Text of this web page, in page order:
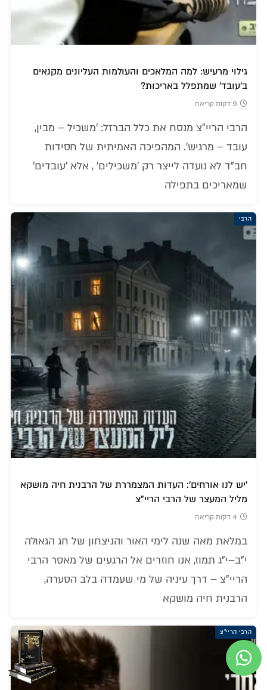
גילוי מרעיש: למה המלאכים והעולמות העליונים מקנאים
ב'עובד' שמתפלל באריכות?
9 דקות קריאה
הרבי הריי"צ מנסח את כלל הברזל: 'משכיל – מבין,
עובד – מרגיש'. המהפיכה האמיתית של חסידות
חב"ד לא נועדה לייצר רק 'משכילים' , אלא 'עובדים'
שמאריכים בתפילה
הרבי
'יש לנו אורחים': העדות המצמררת של הרבנית חיה מושקא
מליל המעצר של הרבי הריי"צ
4 דקות קריאה
במלאת מאה שנה לימי האור והניצחון של חג הגאולה
י"ב–י"ג תמוז, אנו חוזרים אל הרגעים של מאסר הרבי
הריי"צ – דרך עיניה של מי שעמדה בלב הסערה,
הרבנית חיה מושקא
הרבי הריי"צ